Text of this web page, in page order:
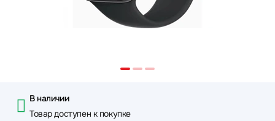
В наличии
Товар доступен к покупке